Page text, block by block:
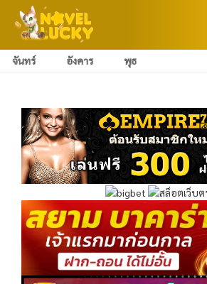
จันทร์ อังคาร พุธ